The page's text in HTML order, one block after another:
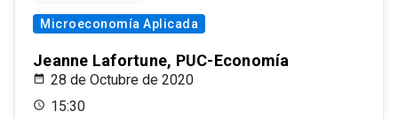
Microeconomía Aplicada
Jeanne Lafortune, PUC-Economía
28 de Octubre de 2020
15:30